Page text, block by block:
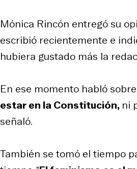
Mónica Rincón entregó su
escribió recientemente e
hubiera gustado más la
En ese momento habló
estar en la Constitución, ni
señaló.
También se tomó el tiempo